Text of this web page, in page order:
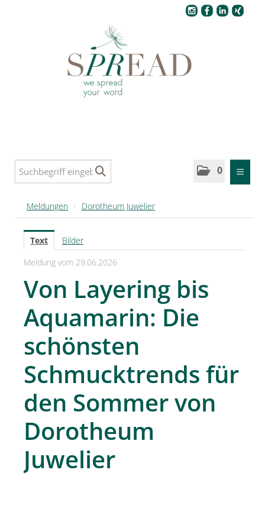
0
MELDUNGEN
SPREAD
SPREAD Medleys für Deutschland
SPREAD Press Days
Achselkuss
Aromapflege Evelyn Deutsch
Brioche und Brösel
Carolina Herrera
DOUGLAS
Dorotheum Galerie
Meldungen / Dorotheum Juwelier
Text
Bilder
Meldung vom 29.06.2026
Von Layering bis
Aquamarin: Die
schönsten
Schmucktrends für
den Sommer von
Dorotheum
Juwelier